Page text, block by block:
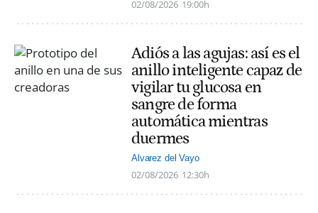
02/08/2026 19:00h
Adiós a las agujas: así es el
anillo inteligente capaz de
vigilar tu glucosa en
sangre de forma
automática mientras
duermes
Alvarez del Vayo
02/08/2026 12:30h